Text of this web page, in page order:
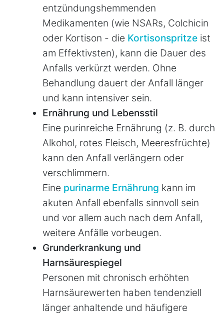
entzündungshemmenden
Medikamenten (wie NSARs, Colchicin
oder Kortison - die Kortisonspritze ist
am Effektivsten), kann die Dauer des
Anfalls verkürzt werden. Ohne
Behandlung dauert der Anfall länger
und kann intensiver sein.
Ernährung und Lebensstil
Eine purinreiche Ernährung (z. B. durch
Alkohol, rotes Fleisch, Meeresfrüchte)
kann den Anfall verlängern oder
verschlimmern.
Eine purinarme Ernährung kann im
akuten Anfall ebenfalls sinnvoll sein
und vor allem auch nach dem Anfall,
weitere Anfälle vorbeugen.
Grunderkrankung und
Harnsäurespiegel
Personen mit chronisch erhöhten
Harnsäurewerten haben tendenziell
länger anhaltende und häufigere